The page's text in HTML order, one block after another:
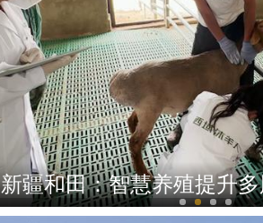
新疆和田：智慧养殖提升